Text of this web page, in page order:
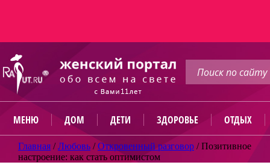
МЕНЮ ДОМ ДЕТИ ЗДОРОВЬЕ ОТДЫХ
Главная /Любовь /Откровенный разговор /Позитивное
настроение: как стать оптимистом